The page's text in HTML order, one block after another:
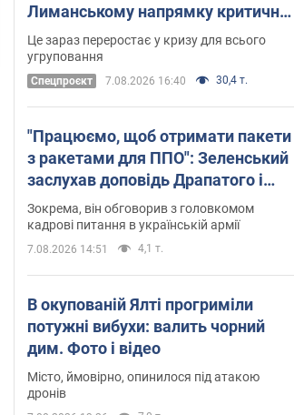
Лиманському напрямку критичний
дискомфорт: як це вдалося
Це зараз переростає у кризу для всього
угруповання
Cпецпроєкт 7.08.2026 16:40 30,4 т.
"Працюємо, щоб отримати пакети
з ракетами для ППО": Зеленський
заслухав доповідь Драпатого і
анонсував нові кроки
Зокрема, він обговорив з головкомом
кадрові питання в українській армії
7.08.2026 14:51 4,1 т.
В окупованій Ялті прогриміли
потужні вибухи: валить чорний
дим. Фото і відео
Місто, ймовірно, опинилося під атакою
дронів